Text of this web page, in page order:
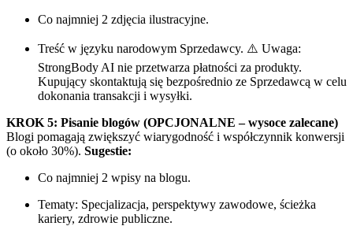
Co najmniej 2 zdjęcia ilustracyjne.
Treść w języku narodowym Sprzedawcy. ⚠️ Uwaga:
StrongBody AI nie przetwarza płatności za produkty.
Kupujący skontaktują się bezpośrednio ze Sprzedawcą w celu
dokonania transakcji i wysyłki.
KROK 5: Pisanie blogów (OPCJONALNE – wysoce zalecane)
Blogi pomagają zwiększyć wiarygodność i współczynnik konwersji
(o około 30%). Sugestie:
Co najmniej 2 wpisy na blogu.
Tematy: Specjalizacja, perspektywy zawodowe, ścieżka
kariery, zdrowie publiczne.